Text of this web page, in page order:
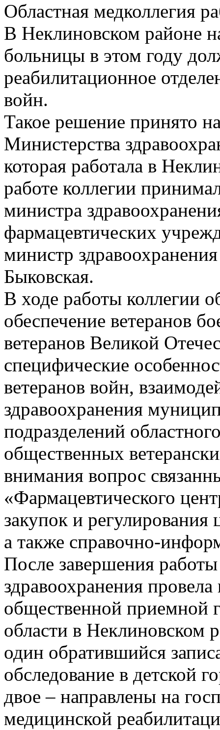
Областная медколлегия
В Неклиновском районе
больницы в этом году
реабилитационное
войн.
Такое решение принято
Министерства
которая работала в
работе коллегии
министра
фармацевтических
министр
Быковская.
В ходе работы коллегии
обеспечение ветеранов
ветеранов Великой
специфические
ветеранов войн,
здравоохранения
подразделений
общественных
внимания вопрос
«Фармацевтического
закупок и регулирования
а также справочно-
После завершения
здравоохранения
общественной приемной
области в Неклиновском
один обратившийся
обследование в детской
двое – направлены на
медицинской